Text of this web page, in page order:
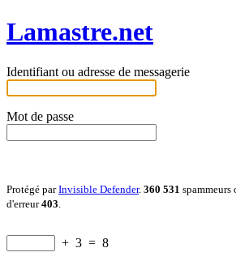
Lamastre.net
Identifiant ou adresse de messagerie
Mot de passe
Protégé parInvisible Defender. 360 531 spammeurs
d'erreur403
+ 3 = 8